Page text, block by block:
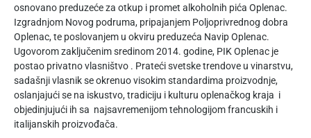
osnovano preduzeće za otkup i promet alkoholnih pića Oplenac.
Izgradnjom Novog podruma, pripajanjem Poljoprivrednog dobra
Oplenac, te poslovanjem u okviru preduzeća Navip Oplenac.
Ugovorom zaključenim sredinom 2014. godine, PIK Oplenac je
postao privatno vlasništvo . Prateći svetske trendove u vinarstvu,
sadašnji vlasnik se okrenuo visokim standardima proizvodnje,
oslanjajući se na iskustvo, tradiciju i kulturu oplenačkog kraja i
objedinjujući ih sa najsavremenijom tehnologijom francuskih i
italijanskih proizvođača.